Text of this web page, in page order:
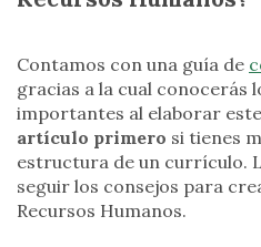
Contamos con una guía de
gracias a la cual conocerás
importantes al elaborar
artículo primero si tienes
estructura de un currículo.
seguir los consejos para
Recursos Humanos.